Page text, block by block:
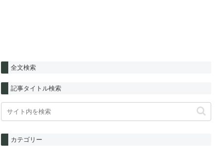
全文検索
記事タイトル検索
カテゴリー